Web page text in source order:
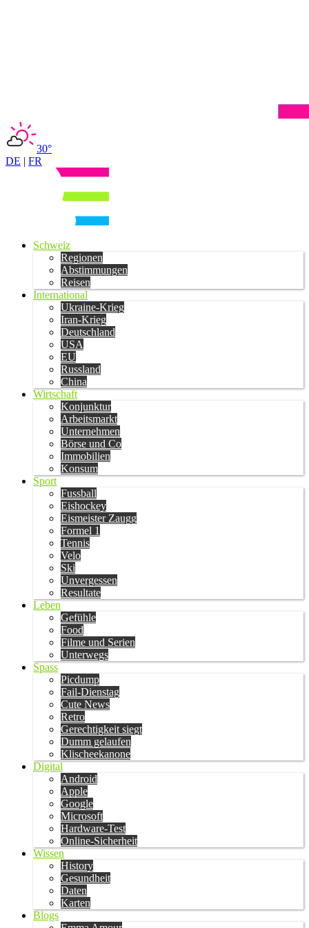
30°
DE | FR
Schweiz
Regionen
Abstimmungen
Reisen
International
Ukraine-Krieg
Iran-Krieg
Deutschland
USA
EU
Russland
China
Wirtschaft
Konjunktur
Arbeitsmarkt
Unternehmen
Börse und Co
Immobilien
Konsum
Sport
Fussball
Eishockey
Eismeister Zaugg
Formel 1
Tennis
Velo
Ski
Unvergessen
Resultate
Leben
Gefühle
Food
Filme und Serien
Unterwegs
Spass
Picdump
Fail-Dienstag
Cute News
Retro
Gerechtigkeit siegt
Dumm gelaufen
Klischeekanone
Digital
Android
Apple
Google
Microsoft
Hardware-Test
Online-Sicherheit
Wissen
History
Gesundheit
Daten
Karten
Blogs